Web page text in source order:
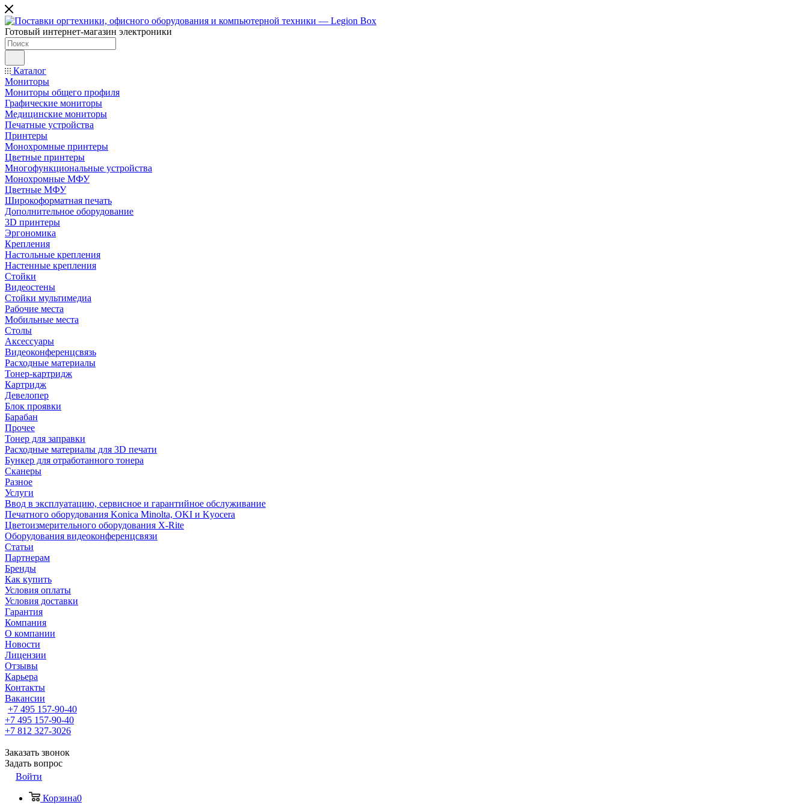
Готовый интернет-магазин электроники
Каталог
Мониторы
Мониторы общего профиля
Графические мониторы
Медицинские мониторы
Печатные устройства
Принтеры
Моноxромныe принтеры
Цвeтныe принтеры
Многофункциональные устройства
Монохромные МФУ
Цветные МФУ
Широкоформатная печать
Дополнительное оборудование
3D принтеры
Эргономика
Крепления
Настольные крепления
Настенные крепления
Стойки
Видеостены
Стойки мультимедиа
Рабочие места
Мобильные места
Столы
Аксессуары
Видеоконференцсвязь
Расходные материалы
Тонер-картридж
Картридж
Девелопер
Блок проявки
Барабан
Прочее
Тонер для заправки
Расходные материалы для 3D печати
Бункер для отработанного тонера
Сканеры
Разное
Услуги
Ввод в эксплуатацию, сервисное и гарантийное обслуживание
Печатного оборудования Konica Minolta, OKI и Kyocera
Цветоизмерительного оборудования X-Rite
Оборудования видеоконференцсвязи
Статьи
Партнерам
Бренды
Как купить
Условия оплаты
Условия доставки
Гарантия
Компания
О компании
Новости
Лицензии
Отзывы
Карьера
Контакты
Вакансии
+7 495 157-90-40
+7 495 157-90-40
+7 812 327-3026
Заказать звонок
Задать вопрос
Войти
Корзина0